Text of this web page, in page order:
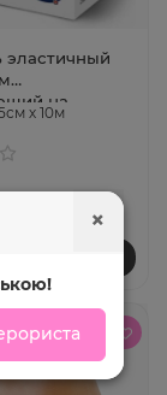
эластичный
на
(2шт.)
х 10м
×